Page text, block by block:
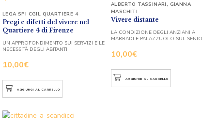
Pregi e difetti del vivere nel
Quartiere 4 di Firenze
10,00€
LEGA SPI CGIL QUARTIERE 4
UN APPROFONDIMENTO SUI SERVIZI E LE
NECESSITÀ DEGLI ABITANTI
AGGIUNGI AL CARRELLO
Vivere distante
10,00€
ALBERTO TASSINARI, GIANNA
MASCHITI
LA CONDIZIONE DEGLI ANZIANI A
MARRADI E PALAZZUOLO SUL SENIO
AGGIUNGI AL CARRELLO